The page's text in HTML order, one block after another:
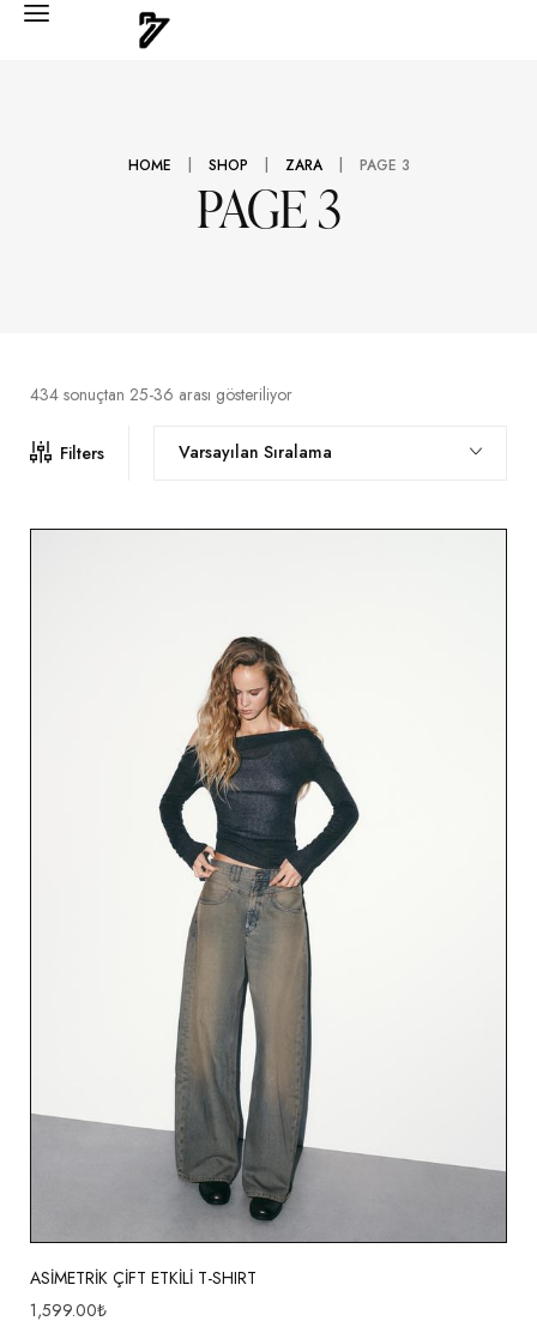
PAGE 3
HOME | SHOP | ZARA | PAGE 3
434 sonuçtan 25-36 arası gösteriliyor
Filters Varsayılan Sıralama
ASİMETRİK ÇİFT ETKİLİ T-SHIRT
1,599.00₺